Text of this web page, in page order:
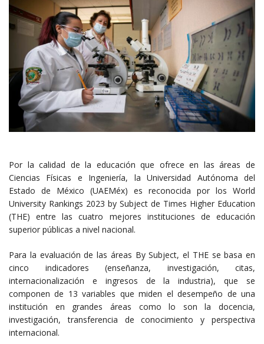
Por la calidad de la educación que ofrece en las áreas de
Ciencias Físicas e Ingeniería, la Universidad Autónoma del
Estado de México (UAEMéx) es reconocida por los World
University Rankings 2023 by Subject de Times Higher Education
(THE) entre las cuatro mejores instituciones de educación
superior públicas a nivel nacional.
Para la evaluación de las áreas By Subject, el THE se basa en
cinco indicadores (enseñanza, investigación, citas,
internacionalización e ingresos de la industria), que se
componen de 13 variables que miden el desempeño de una
institución en grandes áreas como lo son la docencia,
investigación, transferencia de conocimiento y perspectiva
internacional.